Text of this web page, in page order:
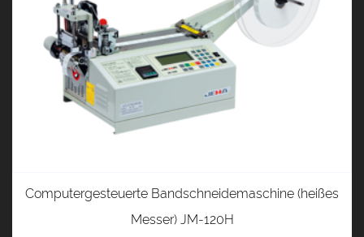
Computergesteuerte Bandschneidemaschine (heißes
Messer) JM-120H